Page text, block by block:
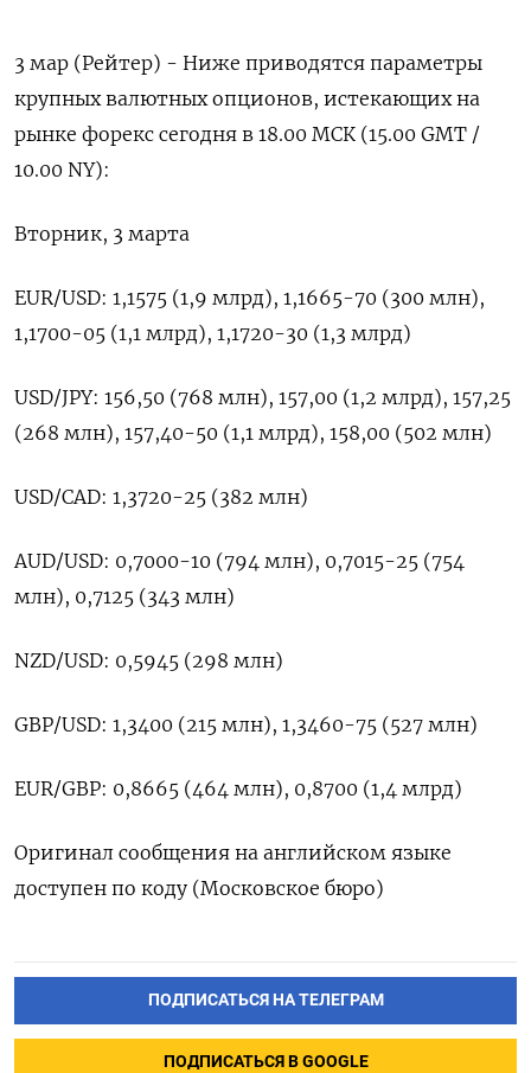
3 мар (Рейтер) - Ниже приводятся параметры
крупных валютных ‌опционов, истекающих на
рынке форекс ​сегодня ​в 18.00 МСК (15.00 ​GMT /
⁠10.00 ‌NY):
Вторник, 3 ‌марта
EUR/USD: 1,1575 (1,9 млрд), 1,1665-70 (300 ​млн),
‌1,1700-05 (1,1 млрд), 1,1720-30 (1,3 ​млрд)
USD/JPY: 156,50 (768 ‌млн), 157,00 (1,2 млрд), 157,25
(268 млн), 157,40-50 (1,1 млрд), ​158,00 (502 ​млн)
USD/CAD: ‌1,3720-25 (382 млн)
AUD/USD: ​0,7000-10 (794 млн), 0,7015-25 (754
млн), 0,7125 (343 млн)
NZD/USD: 0,5945 (298 млн)
GBP/USD: 1,3400 (215 млн), 1,3460-75 (527 ​млн)
EUR/GBP: ⁠0,8665 (464 млн), 0,8700 (1,4 ‌млрд)
Оригинал сообщения ‌на английском языке ​
доступен по ‌коду (Московское бюро)
ПОДПИСАТЬСЯ НА ТЕЛЕГРАМ
ПОДПИСАТЬСЯ В GOOGLE